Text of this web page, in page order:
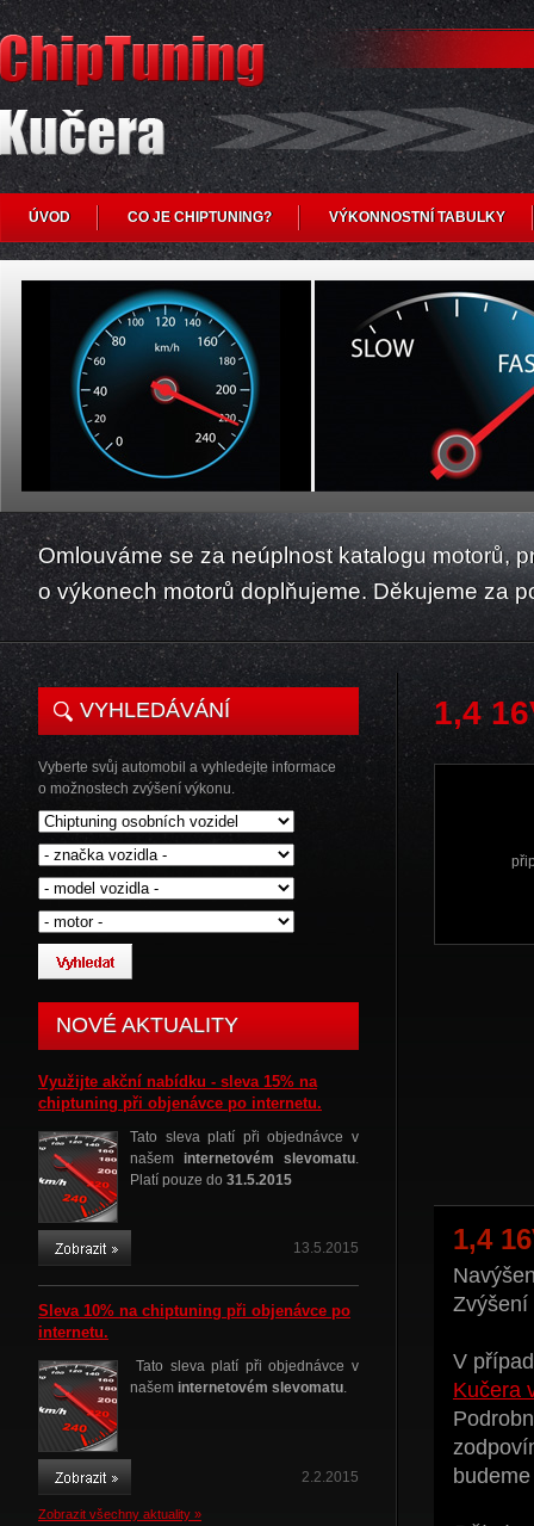
ÚVOD CO JE CHIPTUNING? VÝKONNOSTNÍ TABULKY
Omlouváme se za neúplnost katalogu motorů,
o výkonech motorů doplňujeme. Děkujeme za
VYHLEDÁVÁNÍ
Vyberte svůj automobil a vyhledejte informace
o možnostech zvýšení výkonu.
NOVÉ AKTUALITY
Využijte akční nabídku - sleva 15% na
chiptuning při objenávce po internetu.
Tato sleva platí při objednávce v
našem internetovém slevomatu.
Platí pouze do 31.5.2015
13.5.2015
Sleva 10% na chiptuning při objenávce po
internetu.
Tato sleva platí při objednávce v
našem internetovém slevomatu.
2.2.2015
Zobrazit všechny aktuality »
1,4
1,4
Zvýšení
V
Kučera